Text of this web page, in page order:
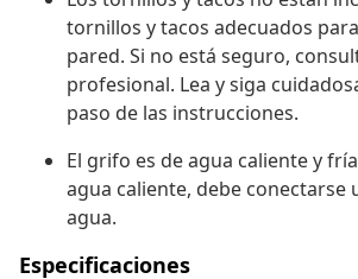
tornillos y tacos adecuados
pared. Si no está seguro,
profesional. Lea y siga
paso de las instrucciones.
El grifo es de agua caliente y
agua caliente, debe conectarse
agua.
Especificaciones